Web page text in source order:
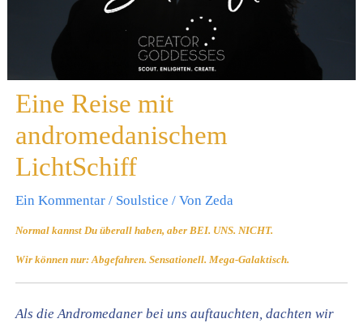
Eine Reise mit
andromedanischem
LichtSchiff
Ein Kommentar / Soulstice / Von Zeda
Normal kannst Du überall haben, aber BEI. UNS. NICHT.
Wir können nur: Abgefahren. Sensationell. Mega-Galaktisch.
Als die Andromedaner bei uns auftauchten, dachten wir